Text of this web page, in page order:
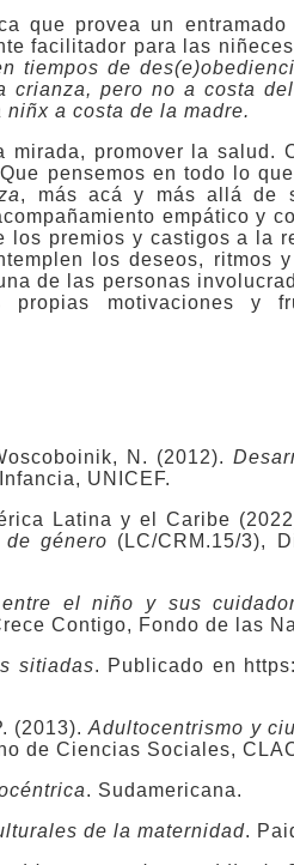
que provea un
facilitador para las
tiempos de
pero no a costa
a costa de la madre.
mirada, promover la salud.
pensemos en todo lo
, más acá y más allá de
empático y
los premios y castigos a la
los deseos, ritmos
de las personas
motivaciones y
N. (2012).
UNICEF.
Latina y el Caribe
género (LC/CRM.15/3),
el niño y sus
Contigo, Fondo de las
sitiadas. Publicado en
(2013).Adultocentrismo y
de Ciencias Sociales,
. Sudamericana.
de la maternidad.